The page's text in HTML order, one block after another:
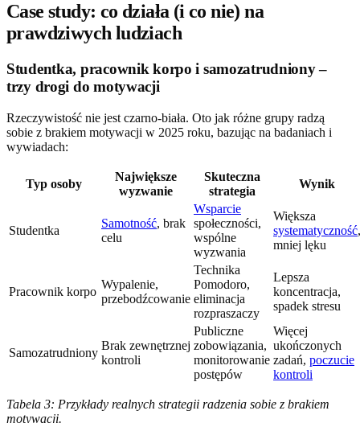
Case study: co działa (i co nie) na
prawdziwych ludziach
Studentka, pracownik korpo i samozatrudniony –
trzy drogi do motywacji
Rzeczywistość nie jest czarno-biała. Oto jak różne grupy radzą
sobie z brakiem motywacji w 2025 roku, bazując na badaniach i
wywiadach:
Typ osoby
Największe
wyzwanie
Skuteczna
strategia
Wynik
Studentka
Samotność, brak
celu
Wsparcie
społeczności,
wspólne
wyzwania
Większa
systematyczność,
mniej lęku
Pracownik korpo
Wypalenie,
przebodźcowanie
Technika
Pomodoro,
eliminacja
rozpraszaczy
Lepsza
koncentracja,
spadek stresu
Samozatrudniony
Brak zewnętrznej
kontroli
Publiczne
zobowiązania,
monitorowanie
postępów
Więcej
ukończonych
zadań, poczucie
kontroli
Tabela 3: Przykłady realnych strategii radzenia sobie z brakiem
motywacji.